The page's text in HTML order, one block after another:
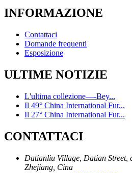
INFORMAZIONE
Contattaci
Domande frequenti
Esposizione
ULTIME NOTIZIE
L'ultima collezione—-Bey...
Il 49° China International Fur...
Il 27° China International Fur...
CONTATTACI
Datianliu Village, Datian
Zhejiang, Cina